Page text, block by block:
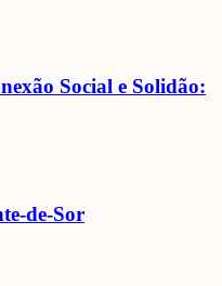
Social e Solidão:
de-Sor